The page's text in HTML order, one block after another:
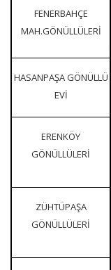
FENERBAHÇE
MAH.GÖNÜLLÜLERİ
HASANPAŞA GÖNÜLLÜ
EVİ
ERENKÖY
GÖNÜLLÜLERİ
ZÜHTÜPAŞA
GÖNÜLLÜLERİ